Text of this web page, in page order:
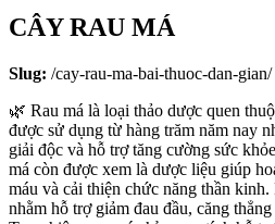
CÂY RAU MÁ
Slug: /cay-rau-ma-bai-thuoc-dan-gian/
🌿 Rau má là loại thảo dược quen
được sử dụng từ hàng trăm năm nay
giải độc và hỗ trợ tăng cường sức
má còn được xem là dược liệu giúp
máu và cải thiện chức năng thần
nhằm hỗ trợ giảm đau đầu, căng